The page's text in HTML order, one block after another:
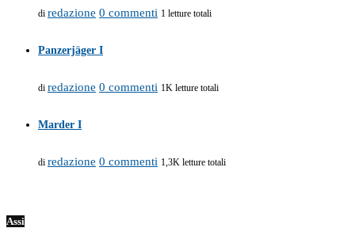
di redazione 0 commenti 1 letture totali
Panzerjäger I
di redazione 0 commenti 1K letture totali
Marder I
di redazione 0 commenti 1,3K letture totali
Assi